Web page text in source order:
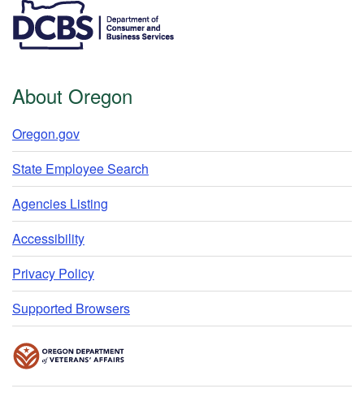
About Oregon
Oregon.gov
State Employee Search
Agencies Listing
Accessibility
Privacy Policy
Supported Browsers